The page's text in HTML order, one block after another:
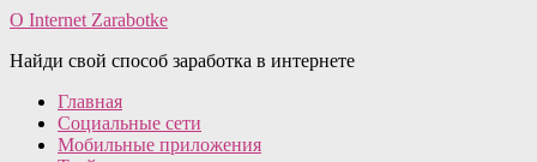
O Internet Zarabotke
Найди свой способ заработка в интернете
Главная
Социальные сети
Мобильные приложения